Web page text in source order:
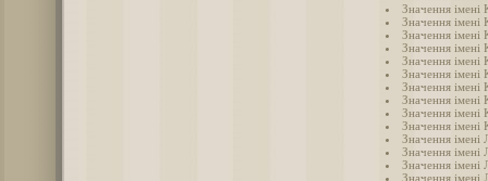
Значення імені
Значення імені
Значення імені
Значення імені
Значення імені
Значення імені
Значення імені
Значення імені
Значення імені
Значення імені
Значення імені
Значення імені
Значення імені
Значення імені